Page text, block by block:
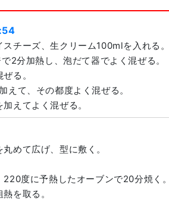
チーズ、生クリーム100mlを入れる。
2分加熱し、泡だて器でよく混ぜる。
る。
えて、その都度よく混ぜる。
えてよく混ぜる。
めて広げ、型に敷く。
度に予熱したオーブンで20分焼く。
を取る。